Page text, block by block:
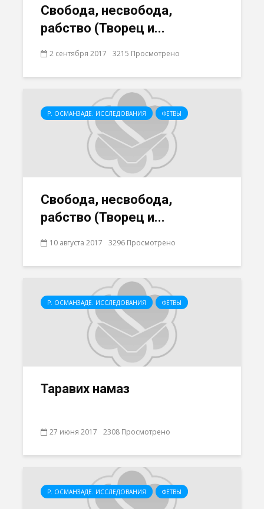
Свобода, несвобода,
рабство (Творец и...
2 сентября 2017 3215 Просмотрено
Р. ОСМАНЗАДЕ. ИССЛЕДОВАНИЯ ФЕТВЫ
Cвобода, несвобода,
рабство (Творец и...
10 августа 2017 3296 Просмотрено
Р. ОСМАНЗАДЕ. ИССЛЕДОВАНИЯ ФЕТВЫ
Таравих намаз
27 июня 2017 2308 Просмотрено
Р. ОСМАНЗАДЕ. ИССЛЕДОВАНИЯ ФЕТВЫ